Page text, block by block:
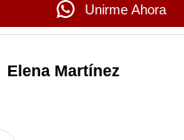
Unirme Ahora
Elena Martínez